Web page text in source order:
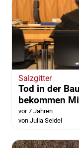
Salzgitter
Tod in der
bekommen
vor 7 Jahren
von Julia Seidel